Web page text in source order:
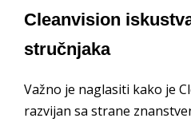
Cleanvision
stručnjaka
Važno je naglasiti kako je
razvijan sa strane